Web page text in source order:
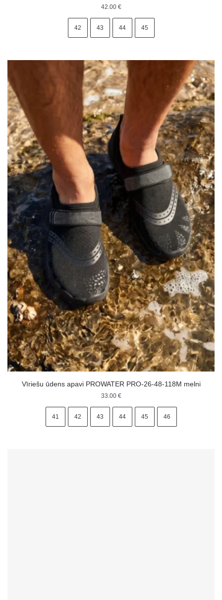
42.00 €
42 43 44 45
Vīriešu ūdens apavi PROWATER PRO-26-48-118M melni
33.00 €
41 42 43 44 45 46